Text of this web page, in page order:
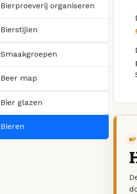
Bierproeverij organiseren
Bierstijlen
Smaakgroepen
Beer map
Bier glazen
Bieren